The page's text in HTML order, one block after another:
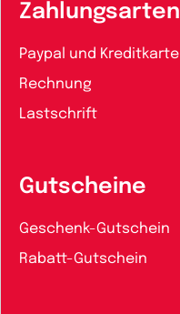
Zahlungsarten
Paypal und Kreditkarte
Rechnung
Lastschrift
Gutscheine
Geschenk-Gutschein
Rabatt-Gutschein